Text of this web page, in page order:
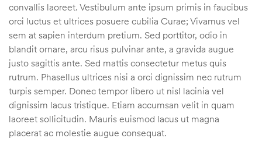
convallis laoreet. Vestibulum ante ipsum primis in faucibus
orci luctus et ultrices posuere cubilia Curae; Vivamus vel
sem at sapien interdum pretium. Sed porttitor, odio in
blandit ornare, arcu risus pulvinar ante, a gravida augue
justo sagittis ante. Sed mattis consectetur metus quis
rutrum. Phasellus ultrices nisi a orci dignissim nec rutrum
turpis semper. Donec tempor libero ut nisl lacinia vel
dignissim lacus tristique. Etiam accumsan velit in quam
laoreet sollicitudin. Mauris euismod lacus ut magna
placerat ac molestie augue consequat.